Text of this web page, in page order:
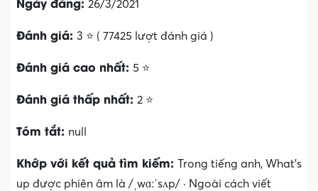
26/3/2021
Đánh giá: 3 ⭐ ( 77425 lượt đánh giá )
Đánh giá cao nhất: 5 ⭐
Đánh giá thấp nhất: 2 ⭐
Tóm tắt: null
Khớp với kết quả tìm kiếm: Trong tiếng anh, What’s
up được phiên âm là /ˌwɑːˈsʌp/ · Ngoài cách viết